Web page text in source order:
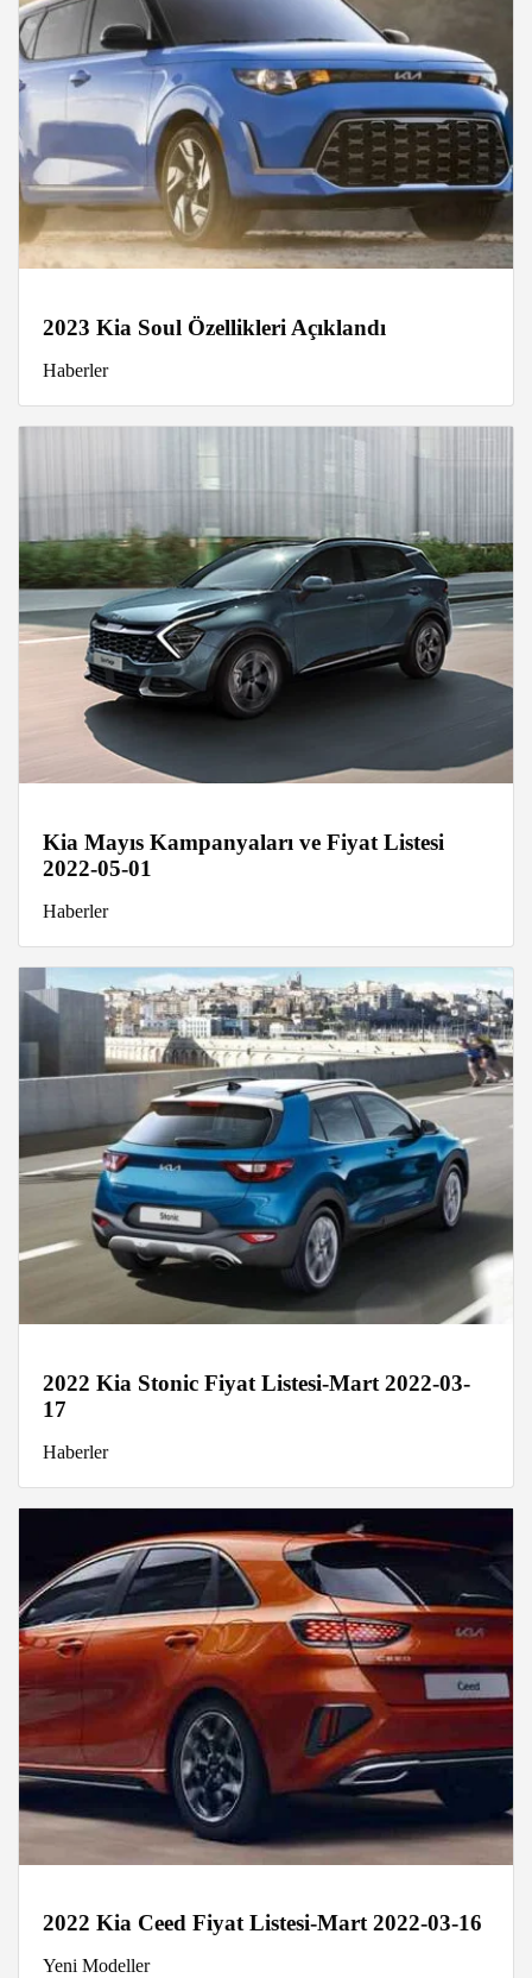
2023 Kia Soul Özellikleri Açıklandı
Haberler
Kia Mayıs Kampanyaları ve Fiyat Listesi
2022-05-01
Haberler
2022 Kia Stonic Fiyat Listesi-Mart 2022-03-
17
Haberler
2022 Kia Ceed Fiyat Listesi-Mart 2022-03-16
Yeni Modeller